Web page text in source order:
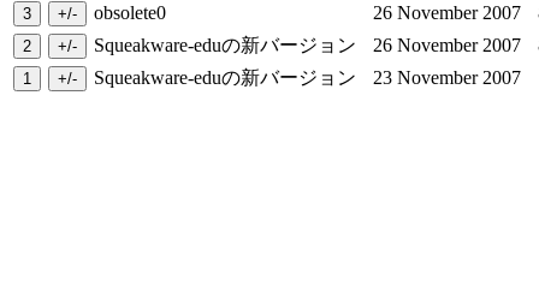
obsolete0
26 November 2007
Squeakware-eduの新バージョン
26 November 2007
Squeakware-eduの新バージョン
23 November 2007